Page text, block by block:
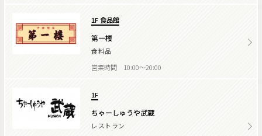
1F 食品館
第一楼
食料品
営業時間 10:00～20:00
1F
ちゃーしゅうや武蔵
レストラン